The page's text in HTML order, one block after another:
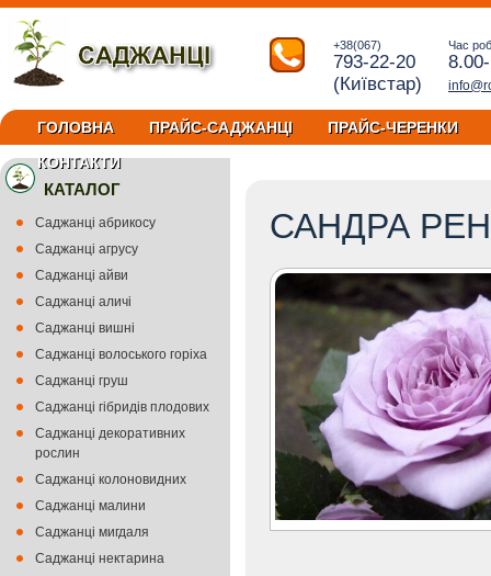
+38(067)
793-22-20
(Київстар)
Час
ГОЛОВНА ПРАЙС-САДЖАНЦІ
ПРАЙС-ЧЕРЕНКИ
КОНТАКТИ
САНДРА
КАТАЛОГ
Саджанці абрикосу
Саджанці агрусу
Саджанці айви
Саджанці аличі
Саджанці вишні
Саджанці волоського горіха
Саджанці груш
Саджанці гібридів плодових
Саджанці декоративних
рослин
Саджанці колоновидних
Саджанці малини
Саджанці мигдаля
Саджанці нектарина